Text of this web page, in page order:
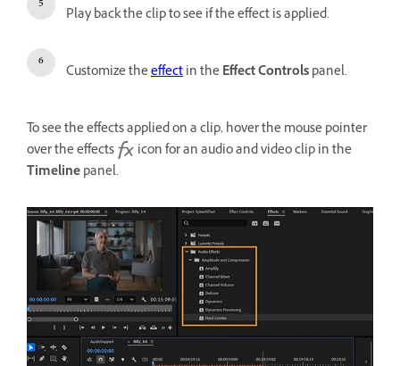
Play back the clip to see if the effect is applied.
Customize theeffectin theEffect Controlspanel.
To see the effects applied on a clip, hover the mouse pointer
over the effects
icon for an audio and video clip in the
Timelinepanel.